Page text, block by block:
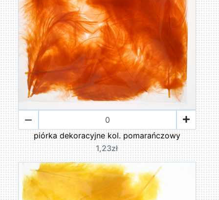
piórka dekoracyjne kol. pomarańczowy
1,23zł